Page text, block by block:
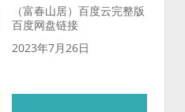
（富春山居）百度云完整版
百度网盘链接
2023年7月26日